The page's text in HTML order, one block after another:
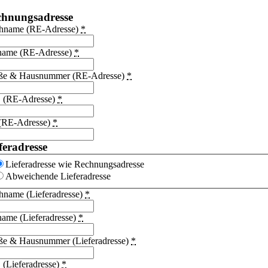
(RE-Adresse) *
(RE-Adresse) *
& Hausnummer (RE-Adresse) *
Adresse) *
Adresse) *
Lieferadresse wie Rechnungsadresse
Abweichende Lieferadresse
(Lieferadresse) *
(Lieferadresse) *
& Hausnummer (Lieferadresse) *
*